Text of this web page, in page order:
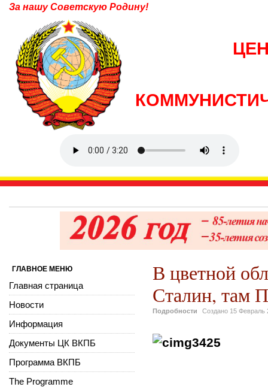
За нашу Советскую Родину!
В цветной
Сталин, там
Подробности Создано 15 Февраль
ГЛАВНОЕ МЕНЮ
Главная страница
Новости
Информация
Документы ЦК ВКПБ
Программа ВКПБ
The Programme